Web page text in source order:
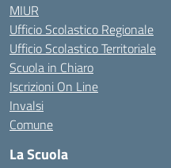
MIUR
Ufficio Scolastico Regionale
Ufficio Scolastico Territoriale
Scuola in Chiaro
Iscrizioni On Line
Invalsi
Comune
La Scuola